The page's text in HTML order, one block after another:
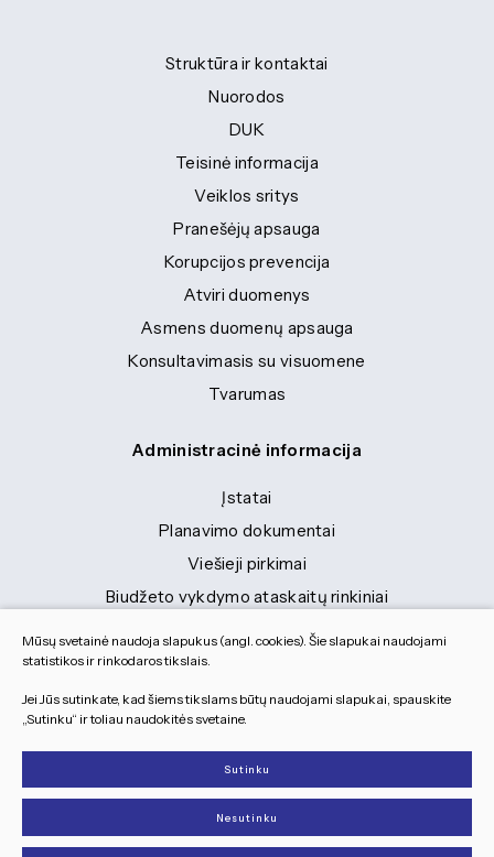
Struktūra ir kontaktai
Nuorodos
DUK
Teisinė informacija
Veiklos sritys
Pranešėjų apsauga
Korupcijos prevencija
Atviri duomenys
Asmens duomenų apsauga
Konsultavimasis su visuomene
Tvarumas
Administracinė informacija
Įstatai
Planavimo dokumentai
Viešieji pirkimai
Biudžeto vykdymo ataskaitų rinkiniai
Finansinių ataskaitų rinkiniai
Tranybiniai lengvieji automobiliai
Lėšos veiklai viešinti
Dokumentai
© 2026 Visos teisės saugomos
Slapukų parinktys
Duomenų apsauga
Mūsų svetainė naudoja slapukus (angl. cookies). Šie slapukai naudojami
statistikos ir rinkodaros tikslais.
Jei Jūs sutinkate, kad šiems tikslams būtų naudojami slapukai, spauskite
„Sutinku“ ir toliau naudokitės svetaine.
Sutinku
Nesutinku